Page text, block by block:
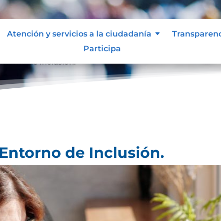
Atención y servicios a la ciudadanía
Participa
de Inclusión.
de Inclusión.